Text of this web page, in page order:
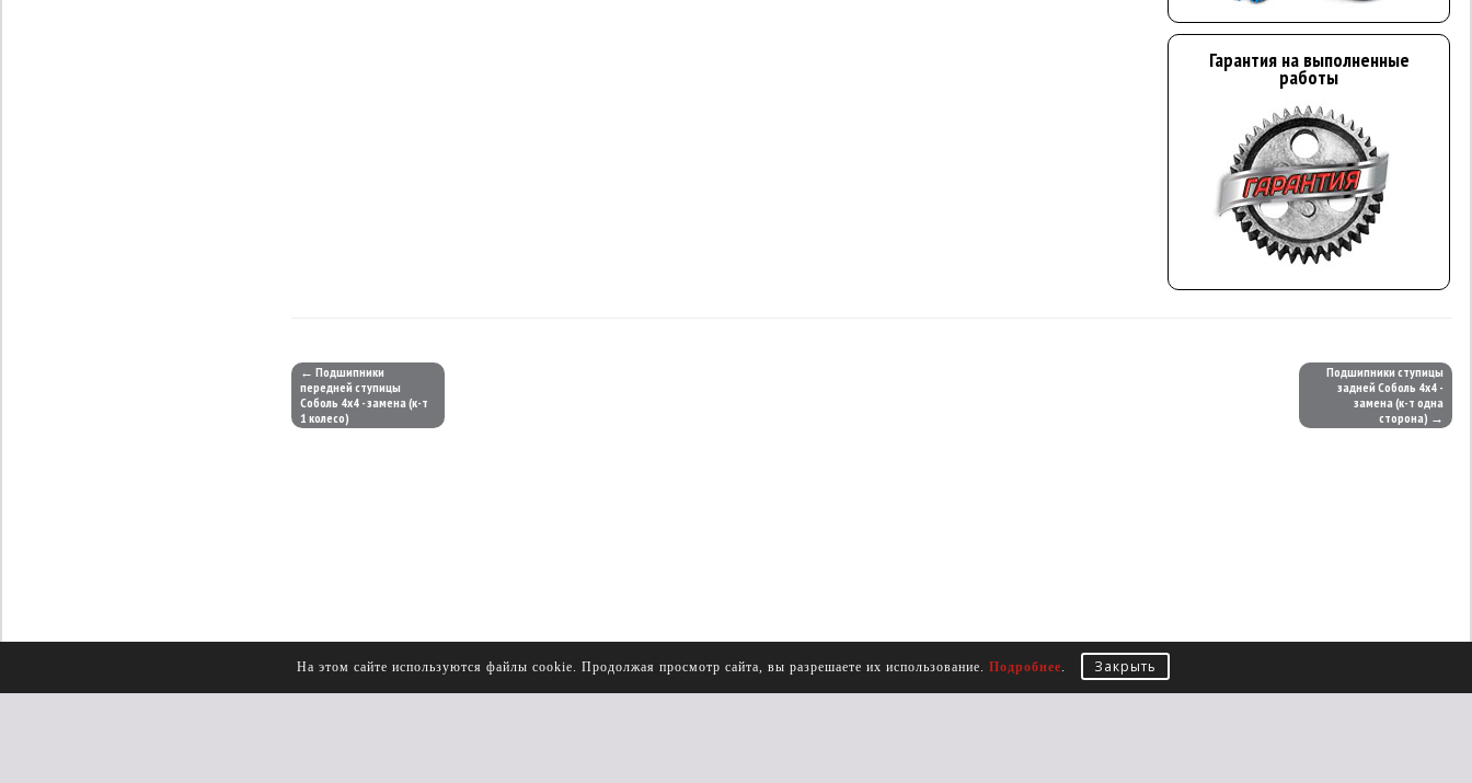
Гарантия на выполненные
работы
← Подшипники
передней ступицы
Соболь 4х4 - замена (к-т
1 колесо)
Подшипники ступицы
задней Соболь 4х4 -
замена (к-т одна
сторона) →
На этом сайте используются файлы cookie. Продолжая просмотр сайта, вы разрешаете их использование. Подробнее. Закрыть